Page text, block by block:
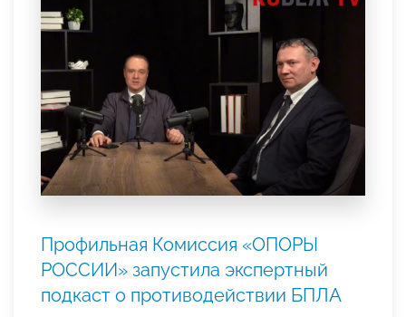
Профильная Комиссия «ОПОРЫ
РОССИИ» запустила экспертный
подкаст о противодействии БПЛА